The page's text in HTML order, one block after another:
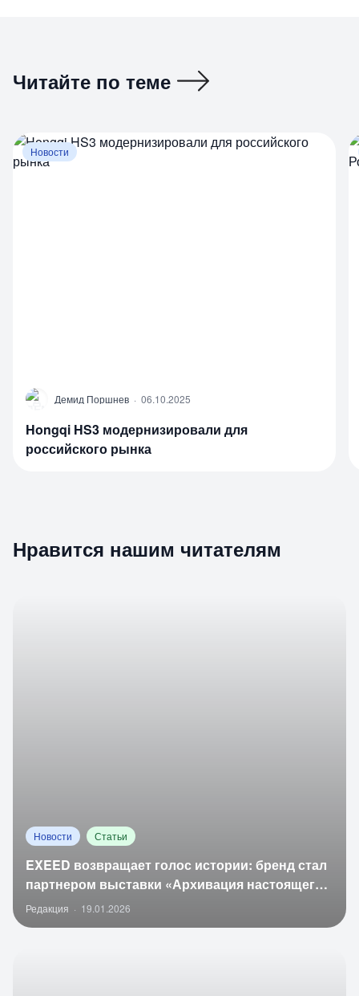
Читайте по теме
Новости
Д Демид Поршнев · 06.10.2025
Hongqi HS3 модернизировали для
российского рынка
Нравится нашим читателям
Новости Статьи
EXEED возвращает голос истории: бренд стал
партнером выставки «Архивация настоящего
2.0»
Редакция · 19.01.2026